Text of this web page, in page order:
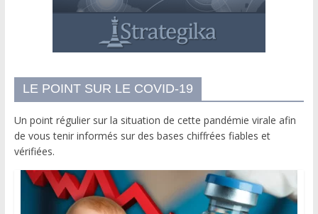
LE POINT SUR LE COVID-19
Un point régulier sur la situation de cette pandémie virale afin
de vous tenir informés sur des bases chiffrées fiables et
vérifiées.